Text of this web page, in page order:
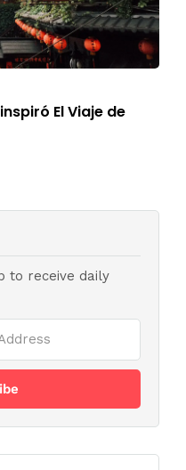
El Viaje de
to receive daily